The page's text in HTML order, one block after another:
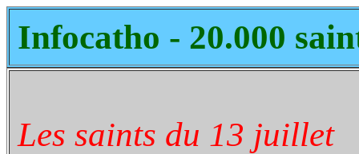
Infocatho - 20.000
Les saints du 13 juillet